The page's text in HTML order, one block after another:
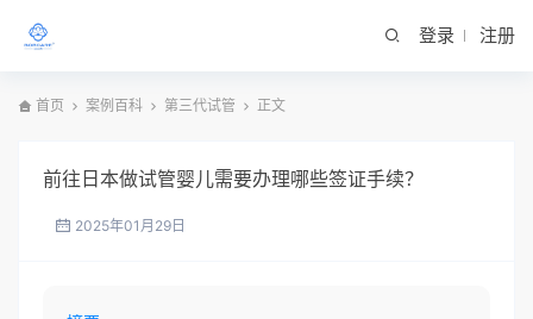
登录 注册
首页 案例百科 第三代试管 正文
前往日本做试管婴儿需要办理哪些签证手续？
2025年01月29日